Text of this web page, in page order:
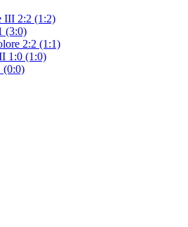
III 2:2 (1:2)
(3:0)
2:2 (1:1)
1:0 (1:0)
(0:0)